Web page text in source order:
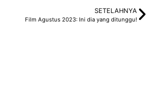
SETELAHNYA
Film Agustus 2023: Ini dia yang ditunggu!